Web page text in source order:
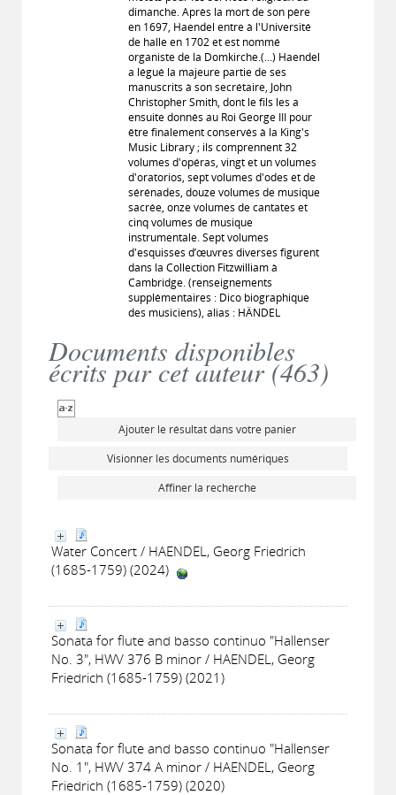
dimanche. Après la mort de son père
en 1697, Haendel entre à l'Université
de halle en 1702 et est nommé
organiste de la Domkirche.(...) Haendel
a légué la majeure partie de ses
manuscrits à son secrétaire, John
Christopher Smith, dont le fils les a
ensuite donnés au Roi George III pour
être finalement conservés à la King's
Music Library ; ils comprennent 32
volumes d'opéras, vingt et un volumes
d'oratorios, sept volumes d'odes et de
sérénades, douze volumes de musique
sacrée, onze volumes de cantates et
cinq volumes de musique
instrumentale. Sept volumes
d'esquisses d’œuvres diverses figurent
dans la Collection Fitzwilliam à
Cambridge. (renseignements
supplémentaires : Dico biographique
des musiciens), alias : HÄNDEL
Documents disponibles
écrits par cet auteur (463)
Ajouter le résultat dans votre panier
Visionner les documents numériques
Affiner la recherche
Water Concert / HAENDEL, Georg Friedrich
(1685-1759) (2024)
Sonata for flute and basso continuo "Hallenser
No. 3", HWV 376 B minor / HAENDEL, Georg
Friedrich (1685-1759) (2021)
Sonata for flute and basso continuo "Hallenser
No. 1", HWV 374 A minor / HAENDEL, Georg
Friedrich (1685-1759) (2020)